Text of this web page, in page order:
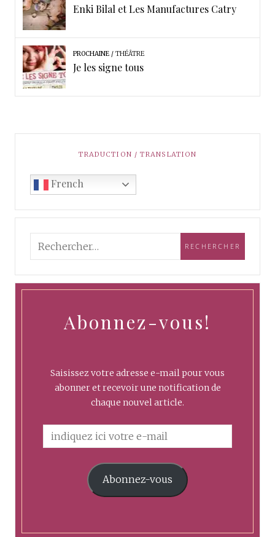
Enki Bilal et Les Manufactures Catry
PROCHAINE THÉÂTRE
Je les signe tous
TRADUCTION / TRANSLATION
French
Abonnez-vous!
Saisissez votre adresse e-mail pour vous
abonner et recevoir une notification de
chaque nouvel article.
Abonnez-vous